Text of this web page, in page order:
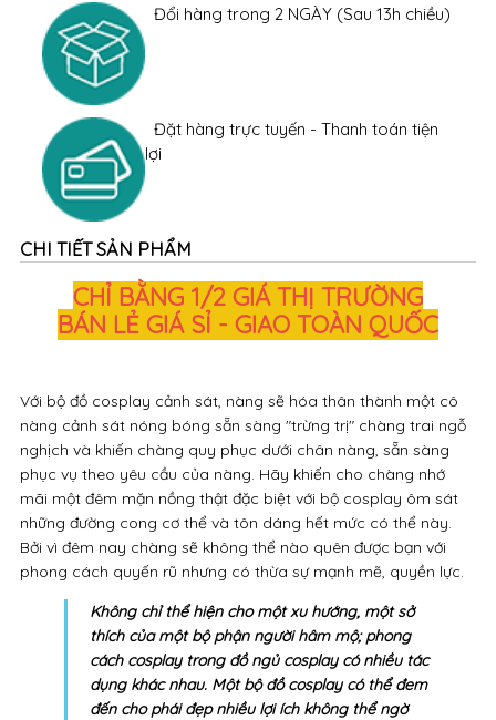
Đổi hàng trong 2 NGÀY (Sau 13h chiều)
Đặt hàng trực tuyến - Thanh toán tiện
lợi
CHI TIẾT SẢN PHẨM
CHỈ BẰNG 1/2 GIÁ THỊ TRƯỜNG
BÁN LẺ GIÁ SỈ - GIAO TOÀN QUỐC
Với bộ đồ cosplay cảnh sát, nàng sẽ hóa thân thành một cô
nàng cảnh sát nóng bóng sẵn sàng "trừng trị" chàng trai ngỗ
nghịch và khiến chàng quy phục dưới chân nàng, sẵn sàng
phục vụ theo yêu cầu của nàng. Hãy khiến cho chàng nhớ
mãi một đêm mặn nồng thật đặc biệt với bộ cosplay ôm sát
những đường cong cơ thể và tôn dáng hết mức có thể này.
Bởi vì đêm nay chàng sẽ không thể nào quên được bạn với
phong cách quyến rũ nhưng có thừa sự mạnh mẽ, quyền lực.
Không chỉ thể hiện cho một xu hướng, một sở
thích của một bộ phận người hâm mộ; phong
cách cosplay trong đồ ngủ cosplay có nhiều tác
dụng khác nhau. Một bộ đồ cosplay có thể đem
đến cho phái đẹp nhiều lợi ích không thể ngờ